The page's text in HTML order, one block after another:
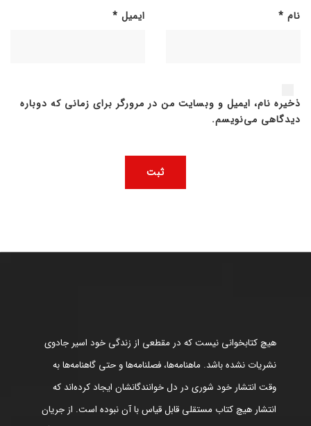
نام * ایمیل *
ذخیره نام، ایمیل و وبسایت من در مرورگر برای زمانی که دوباره
دیدگاهی می‌نویسم.
هیچ کتابخوانی نیست که در مقطعی از زندگی خود اسیر جادوی
نشریات نشده باشد. ماهنامه‌ها، فصلنامه‌ها و حتی گاهنامه‌ها به
وقت انتشار خود شوری در دل خوانندگانشان ایجاد کرده‌اند که
انتشار هیچ کتاب مستقلی قابل قیاس با آن نبوده است. از جریان